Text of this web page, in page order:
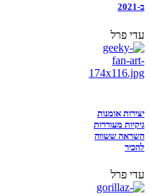
ב-2021
עדי פרל
יצירות אומנות
גיקיות מעוררות
השראה ששווה
להכיר
עדי פרל